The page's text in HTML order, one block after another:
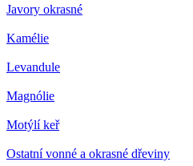
Javory okrasné
Kamélie
Levandule
Magnólie
Motýlí keř
Ostatní vonné a okrasné dřeviny